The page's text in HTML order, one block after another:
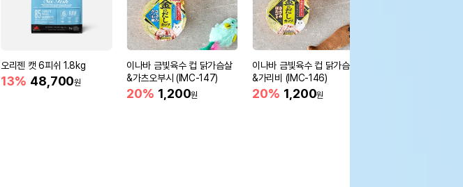
오리젠 캣 6피쉬 1.8kg
13% 48,700원
이나바 금빛육수 컵 닭가슴살
&가츠오부시 (IMC-147)
20% 1,200원
이나바 금빛육수 컵 닭가슴살
&가리비 (IMC-146)
20% 1,200원